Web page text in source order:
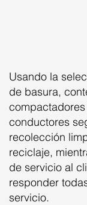
Usando la
de basura,
conductores
recolección
reciclaje,
de servicio al
responder
servicio.